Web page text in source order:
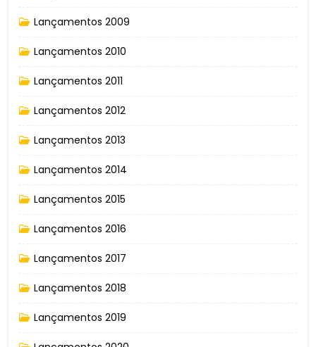
Lançamentos 2009
Lançamentos 2010
Lançamentos 2011
Lançamentos 2012
Lançamentos 2013
Lançamentos 2014
Lançamentos 2015
Lançamentos 2016
Lançamentos 2017
Lançamentos 2018
Lançamentos 2019